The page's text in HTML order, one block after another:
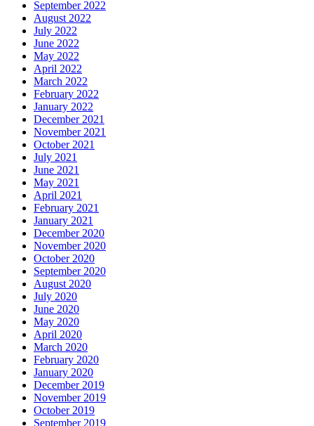
September 2022
August 2022
July 2022
June 2022
May 2022
April 2022
March 2022
February 2022
January 2022
December 2021
November 2021
October 2021
July 2021
June 2021
May 2021
April 2021
February 2021
January 2021
December 2020
November 2020
October 2020
September 2020
August 2020
July 2020
June 2020
May 2020
April 2020
March 2020
February 2020
January 2020
December 2019
November 2019
October 2019
September 2019